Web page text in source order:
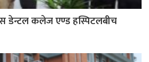
डेन्टल कलेज एण्ड हस्पिटलबीच